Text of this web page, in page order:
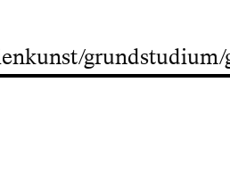
grundstudium/